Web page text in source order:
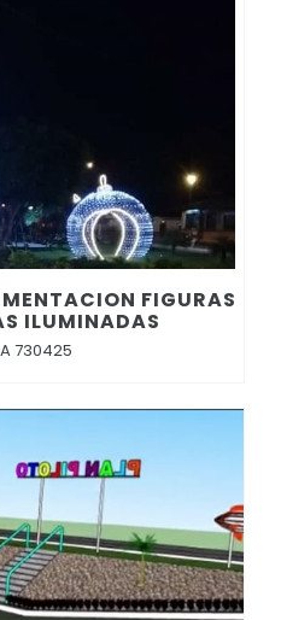
FIGURAS
ILUMINADAS
730425